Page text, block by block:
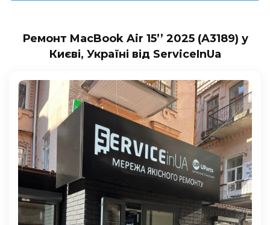
Ремонт MacBook Air 15’’ 2025 (A3189) у
Києві, Україні від ServiceInUa